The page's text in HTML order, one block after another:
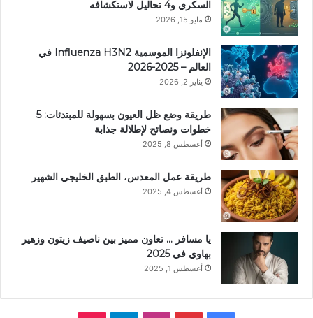
السكري و4 تحاليل لاستكشافه
مايو 15, 2026
الإنفلونزا الموسمية Influenza H3N2 في
العالم – 2025-2026
يناير 2, 2026
طريقة وضع ظل العيون بسهولة للمبتدئات: 5
خطوات ونصائح لإطلالة جذابة
أغسطس 8, 2025
طريقة عمل المعدس، الطبق الخليجي الشهير
أغسطس 4, 2025
يا مسافر … تعاون مميز بين ناصيف زيتون وزهير
بهاوي في 2025
أغسطس 1, 2025